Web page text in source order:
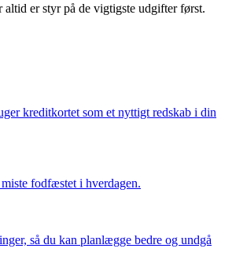
er styr på de vigtigste udgifter først.
kreditkortet som et nyttigt redskab i din
fodfæstet i hverdagen.
så du kan planlægge bedre og undgå